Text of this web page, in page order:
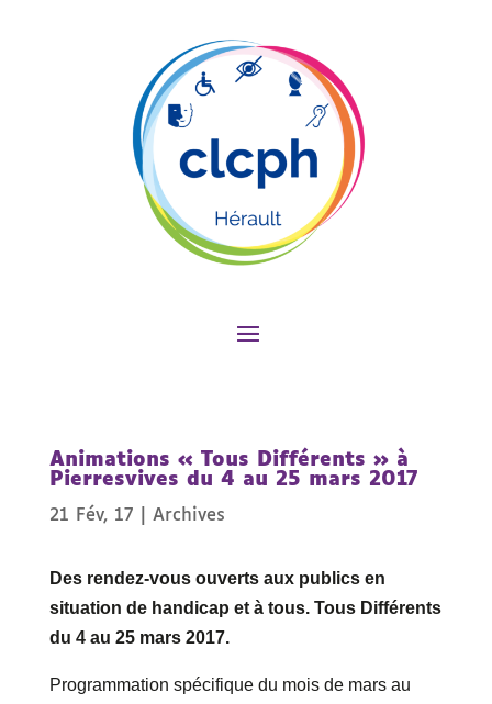
Animations « Tous Différents » à
Pierresvives du 4 au 25 mars 2017
21 Fév, 17 Archives
Des rendez-vous ouverts aux publics en
situation de handicap et à tous. Tous Différents
du 4 au 25 mars 2017.
Programmation spécifique du mois de mars au